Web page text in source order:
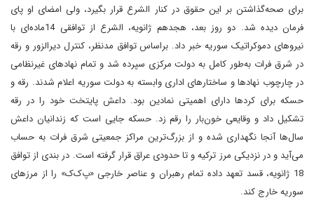
‌برای صحه‌گذاشتن بر این حقوق در کنار الشرع قرار بگیرد، ولی امضای او پای
فرمان دیده شد. دو روز بعد، هجدهم ژانویه، الشرع از توافقی 14‌ماده‌ای با
نیروهای دموکراتیک سوریه خبر داد. بر‌اساس توافق مدنظر، کنترل دیرالزور و رقه
در شرق فرات به‌طور کامل به دولت مرکزی سپرده شد و تمام نهادهای غیرنظامی
در چارچوب نهادها و ساختارهای اداری وابسته به دولت سوریه اعلام شدند. رقه و
حسکه برای کردها دارای اهمیتی نمادین بود. داعش پایتخت خود را در رقه
تشکیل داد و وقایعی خون‌بار را رقم زد. حسکه جایی است که زندانیان داعش
سال‌ها آنجا نگهداری شده و از بزرگ‌ترین مراکز جمعیتی شرق فرات به حساب
می‌آید و در نزدیکی مرز ترکیه و تا حدودی عراق قرار گرفته است. در بندی از توافق
18 ژانویه، قسد تعهد داده ‌تمام رهبران و عناصر خارجی «پ‌ک‌ک» را از مرزهای
سوریه خارج کند.